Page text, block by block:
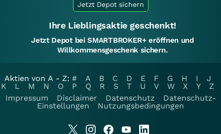
Jetzt Depot sichern
Ihre Lieblingsaktie geschenkt!
Jetzt Depot bei SMARTBROKER+ eröffnen und
Willkommensgeschenk sichern.
Aktien von A - Z: # A B C D E F G H I
J
K
L M N O P Q R S T U V W X Y
Z
Impressum
Disclaimer Datenschutz
Datenschutz-
Einstellungen
Nutzungsbedingungen